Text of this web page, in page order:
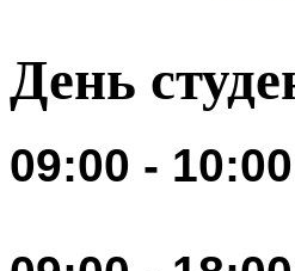
День
09:00 -